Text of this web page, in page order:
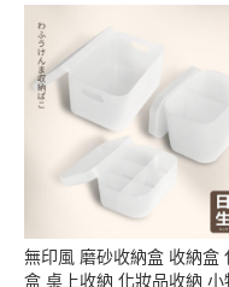
無印風 磨砂收納盒 收納盒
盒 桌上收納 化妝品收納 小